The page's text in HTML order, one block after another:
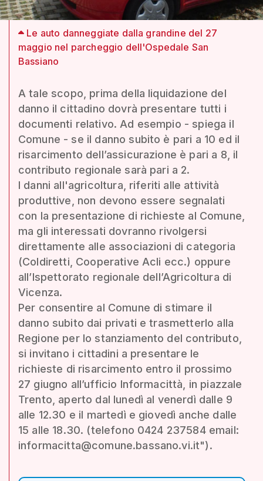
Le auto danneggiate dalla grandine del 27
maggio nel parcheggio dell'Ospedale San
Bassiano
A tale scopo, prima della liquidazione del
danno il cittadino dovrà presentare tutti i
documenti relativo. Ad esempio - spiega il
Comune - se il danno subito è pari a 10 ed il
risarcimento dell’assicurazione è pari a 8, il
contributo regionale sarà pari a 2.
I danni all'agricoltura, riferiti alle attività
produttive, non devono essere segnalati
con la presentazione di richieste al Comune,
ma gli interessati dovranno rivolgersi
direttamente alle associazioni di categoria
(Coldiretti, Cooperative Acli ecc.) oppure
all’Ispettorato regionale dell’Agricoltura di
Vicenza.
Per consentire al Comune di stimare il
danno subito dai privati e trasmetterlo alla
Regione per lo stanziamento del contributo,
si invitano i cittadini a presentare le
richieste di risarcimento entro il prossimo
27 giugno all’ufficio Informacittà, in piazzale
Trento, aperto dal lunedì al venerdì dalle 9
alle 12.30 e il martedì e giovedì anche dalle
15 alle 18.30. (telefono 0424 237584 email:
informacitta@comune.bassano.vi.it").